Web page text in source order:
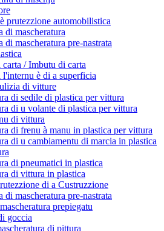
prutezzione automobilistica
di mascheratura
di mascheratura pre-nastrata
/ Imbutu di carta
l'internu è di a superficia
di vitture
di sedile di plastica per vittura
di u volante di plastica per vittura
di vittura
di frenu à manu in plastica per vittura
di u cambiamentu di marcia in plastica
di pneumatici in plastica
di vittura in plastica
di a Custruzzione
di mascheratura pre-nastrata
prepiegatu
goccia
di pittura